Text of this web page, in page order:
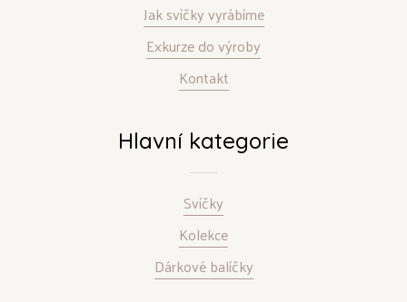
Jak svíčky vyrábíme
Exkurze do výroby
Kontakt
Hlavní kategorie
Svíčky
Kolekce
Dárkové balíčky